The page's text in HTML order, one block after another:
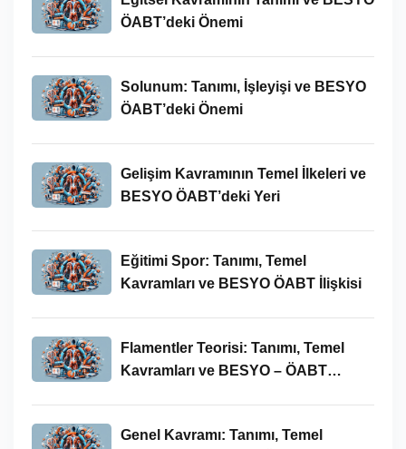
ÖABT’deki Önemi
Solunum: Tanımı, İşleyişi ve BESYO
ÖABT’deki Önemi
Gelişim Kavramının Temel İlkeleri ve
BESYO ÖABT’deki Yeri
Eğitimi Spor: Tanımı, Temel
Kavramları ve BESYO ÖABT İlişkisi
Flamentler Teorisi: Tanımı, Temel
Kavramları ve BESYO – ÖABT
Genel Kavramı: Tanımı, Temel